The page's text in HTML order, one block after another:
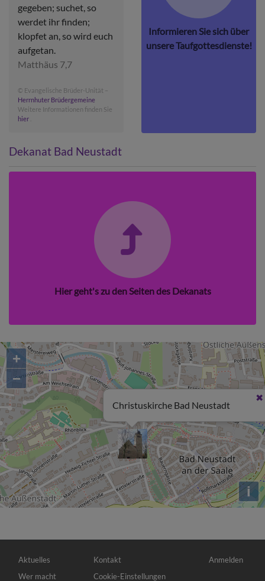
gegeben; suchet, so
werdet ihr finden;
klopfet an, so wird euch
aufgetan.
Matthäus 7,7
© Evangelische Brüder-Unität –
Herrnhuter Brüdergemeine
Weitere Informationen finden Sie
hier
Informieren Sie sich über
unsere Taufgottesdienste!
Dekanat Bad Neustadt
Hier geht's zu den Seiten des Dekanats
Christuskirche Bad Neustadt
+
−
i
Hauptnavigation
Aktuelles
Wer macht
Fußbereichsmenü
Kontakt
Cookie-Einstellungen
Benutzermenü
Anmelden